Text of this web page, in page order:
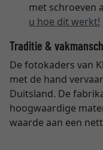
met schroeven
u hoe dit werkt!
Traditie &
De fotokaders van
met de hand
Duitsland. De
hoogwaardige
waarde aan een